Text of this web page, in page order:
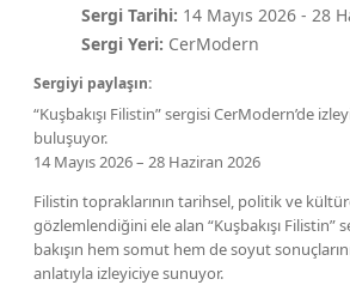
“Kuşbakışı Filistin” sergisi CerModern’de
buluşuyor.
14 Mayıs 2026 – 28 Haziran 2026
Filistin topraklarının tarihsel, politik ve
gözlemlendiğini ele alan “Kuşbakışı Filistin”
bakışın hem somut hem de soyut
anlatıyla izleyiciye sunuyor.
Sergi Tarihi: 14 Mayıs 2026 - 28
Sergi Yeri: CerModern
Sergiyi paylaşın: